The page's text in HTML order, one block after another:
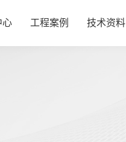
心 工程案例 技术资料